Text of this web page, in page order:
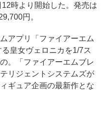
時より開始した。発売は
円。
アプリ「ファイアーエム
皇女ヴェロニカを1/7ス
。「ファイアーエムブレ
リジェントシステムズが
ギュア企画の最新作とな